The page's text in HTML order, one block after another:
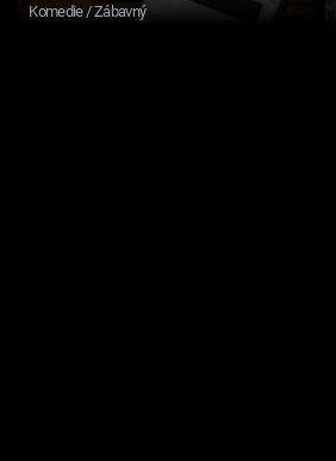
Komedie / Zábavný